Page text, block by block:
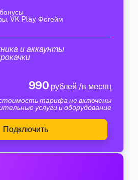
VK Play, Фогейм
и аккаунты
990 рублей /в месяц
тарифа не включены
услуги и оборудование
Подключить